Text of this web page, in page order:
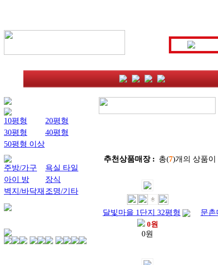
10평형
20평형
30평형
40평형
50평형 이상
주방/가구
욕실 타일
아이 방
장식
벽지/바닥재 조명/기타
추천상품매장 : 총(7)개의 상품
달빛마을 1단지 32평형
0원
0원
문촌